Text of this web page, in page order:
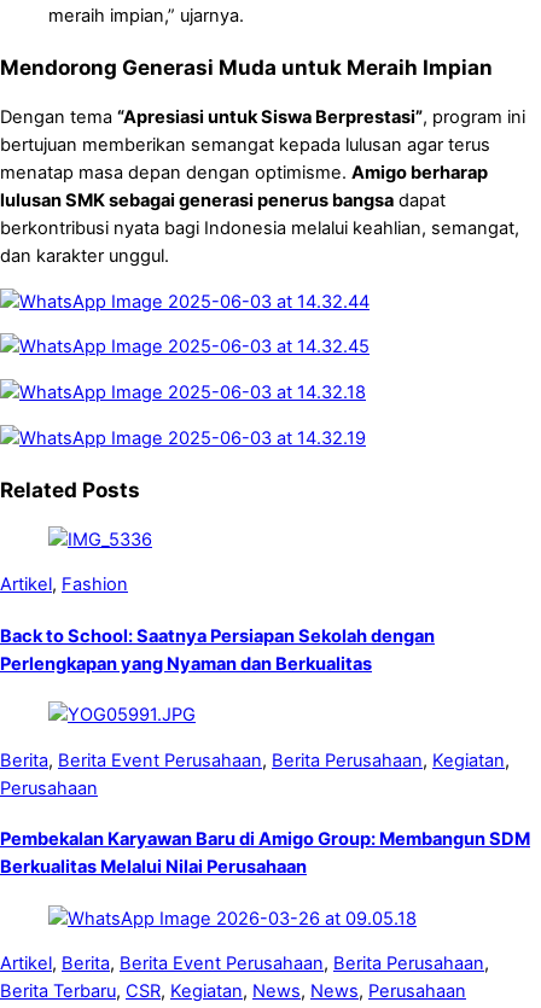
meraih impian,” ujarnya.
Mendorong Generasi Muda untuk Meraih Impian
Dengan tema “Apresiasi untuk Siswa Berprestasi”, program ini
bertujuan memberikan semangat kepada lulusan agar terus
menatap masa depan dengan optimisme. Amigo berharap
lulusan SMK sebagai generasi penerus bangsa dapat
berkontribusi nyata bagi Indonesia melalui keahlian, semangat,
dan karakter unggul.
Related Posts
Artikel, Fashion
Back to School: Saatnya Persiapan Sekolah dengan
Perlengkapan yang Nyaman dan Berkualitas
Berita, Berita Event Perusahaan, Berita Perusahaan, Kegiatan,
Perusahaan
Pembekalan Karyawan Baru di Amigo Group: Membangun SDM
Berkualitas Melalui Nilai Perusahaan
Artikel, Berita, Berita Event Perusahaan, Berita Perusahaan,
Berita Terbaru, CSR, Kegiatan, News, News, Perusahaan